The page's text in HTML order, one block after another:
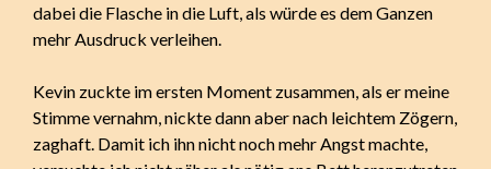
dabei die Flasche in die Luft, als würde es dem Ganzen
mehr Ausdruck verleihen.
Kevin zuckte im ersten Moment zusammen, als er meine
Stimme vernahm, nickte dann aber nach leichtem Zögern,
zaghaft. Damit ich ihn nicht noch mehr Angst machte,